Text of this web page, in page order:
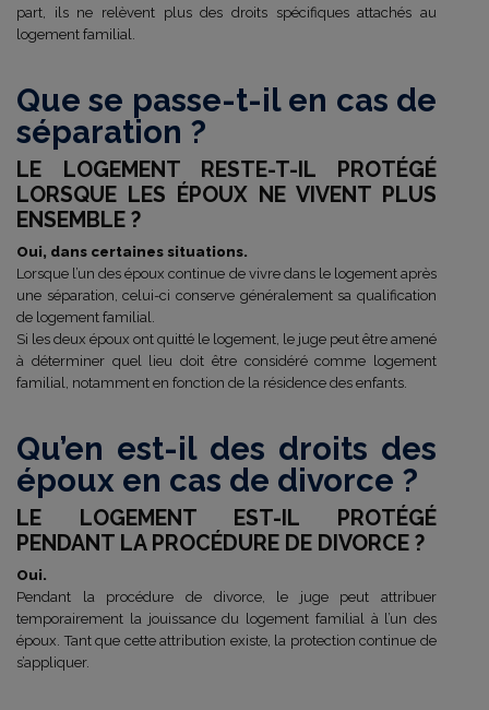
part, ils ne relèvent plus des droits spécifiques attachés au
logement familial.
Que se passe-t-il en cas de
séparation ?
LE LOGEMENT RESTE-T-IL PROTÉGÉ
LORSQUE LES ÉPOUX NE VIVENT PLUS
ENSEMBLE ?
Oui, dans certaines situations.
Lorsque l’un des époux continue de vivre dans le logement après
une séparation, celui-ci conserve généralement sa qualification
de logement familial.
Si les deux époux ont quitté le logement, le juge peut être amené
à déterminer quel lieu doit être considéré comme logement
familial, notamment en fonction de la résidence des enfants.
Qu’en est-il des droits des
époux en cas de divorce ?
LE LOGEMENT EST-IL PROTÉGÉ
PENDANT LA PROCÉDURE DE DIVORCE ?
Oui.
Pendant la procédure de divorce, le juge peut attribuer
temporairement la jouissance du logement familial à l’un des
époux. Tant que cette attribution existe, la protection continue de
s’appliquer.